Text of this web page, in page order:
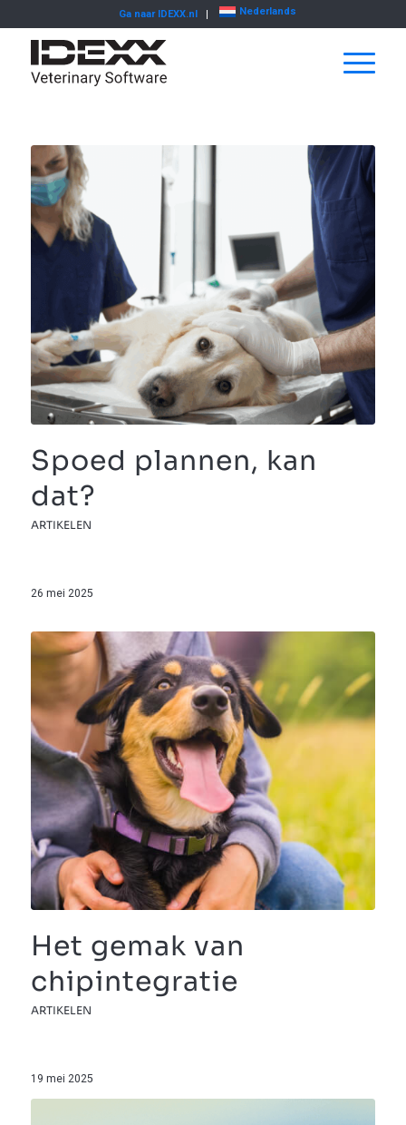
Ga naar IDEXX.nl Nederlands
Spoed plannen, kan
dat?
ARTIKELEN
26 mei 2025
Het gemak van
chipintegratie
ARTIKELEN
19 mei 2025